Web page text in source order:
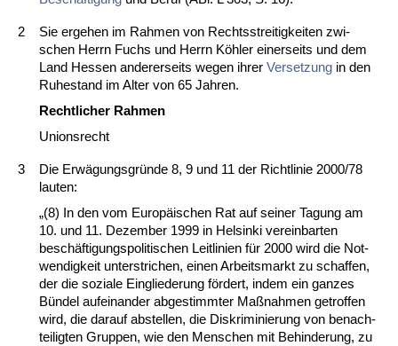
2
Sie er­ge­hen im Rah­men von Rechts­strei­tig­kei­ten zwi­
schen Herrn Fuchs und Herrn Köhler ei­ner­seits und dem
Land Hes­sen an­de­rer­seits we­gen ih­rer Ver­set­zung in den
Ru­he­stand im Al­ter von 65 Jah­ren.
Recht­li­cher Rah­men
Uni­ons­recht
3
Die Erwägungs­gründe 8, 9 und 11 der Richt­li­nie 2000/78
lau­ten:
„(8) In den vom Eu­ropäischen Rat auf sei­ner Ta­gung am
10. und 11. De­zem­ber 1999 in Hel­sin­ki ver­ein­bar­ten
beschäfti­gungs­po­li­ti­schen Leit­li­ni­en für 2000 wird die Not­
wen­dig­keit un­ter­stri­chen, ei­nen Ar­beits­markt zu schaf­fen,
der die so­zia­le Ein­glie­de­rung fördert, in­dem ein gan­zes
Bündel auf­ein­an­der ab­ge­stimm­ter Maßnah­men ge­trof­fen
wird, die dar­auf ab­stel­len, die Dis­kri­mi­nie­rung von be­nach­
tei­lig­ten Grup­pen, wie den Men­schen mit Be­hin­de­rung, zu